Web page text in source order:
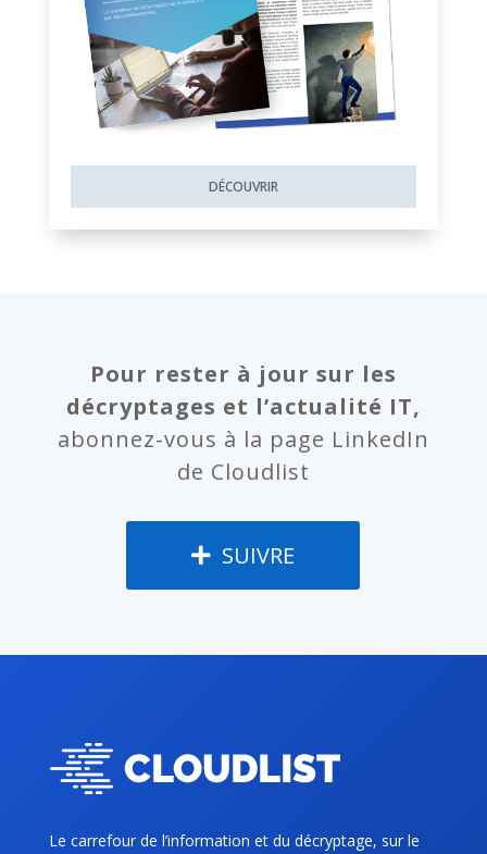
DÉCOUVRIR
Pour rester à jour sur les
décryptages et l’actualité IT,
abonnez-vous à la page LinkedIn
de Cloudlist
SUIVRE
Le carrefour de l’information et du décryptage, sur le